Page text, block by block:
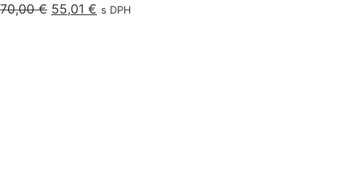
70,00€ 55,01 € s DPH